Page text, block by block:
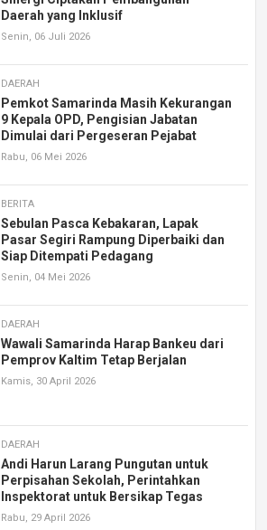
Daerah yang Inklusif
Senin, 06 Juli 2026
DAERAH
Pemkot Samarinda Masih Kekurangan
9 Kepala OPD, Pengisian Jabatan
Dimulai dari Pergeseran Pejabat
Rabu, 06 Mei 2026
BERITA
Sebulan Pasca Kebakaran, Lapak
Pasar Segiri Rampung Diperbaiki dan
Siap Ditempati Pedagang
Senin, 04 Mei 2026
DAERAH
Wawali Samarinda Harap Bankeu dari
Pemprov Kaltim Tetap Berjalan
Kamis, 30 April 2026
DAERAH
Andi Harun Larang Pungutan untuk
Perpisahan Sekolah, Perintahkan
Inspektorat untuk Bersikap Tegas
Rabu, 29 April 2026